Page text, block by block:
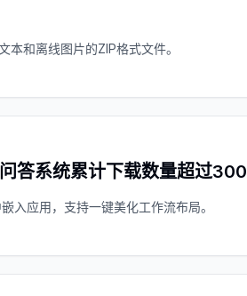
本和离线图片的ZIP格式文件。
答系统累计下载数量超过
入应用，支持一键美化工作流布局。